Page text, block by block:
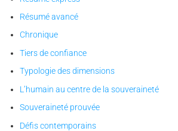
Résumé avancé
Chronique
Tiers de confiance
Typologie des dimensions
L’humain au centre de la souveraineté
Souveraineté prouvée
Défis contemporains